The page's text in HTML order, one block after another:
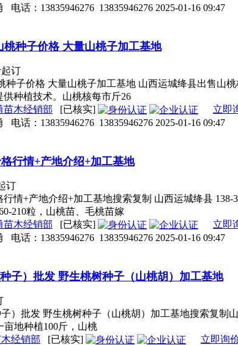
电话： 13835946276 13835946276 2025-01-16 09:47
桃种子价格 大量山桃子加工基地
起订
种子价格 大量山桃子加工基地 山西运城绛县出售山
供种植技术。山桃核每市斤26
苗木经销部
[已核实] 立即
电话： 13835946276 13835946276 2025-01-16 09:47
行情+产地介绍+加工基地
订
情+产地介绍+加工基地搜索复制 山西运城绛县
210粒，山桃苗、毛桃苗嫁
苗木经销部
[已核实] 立即
电话： 13835946276 13835946276 2025-01-16 09:47
子）批发 野生桃树种子（山桃胡）加工基地
）批发 野生桃树种子（山桃胡）加工基地搜索复制
亩地种植100斤，山桃
经销部
[已核实] 立即询